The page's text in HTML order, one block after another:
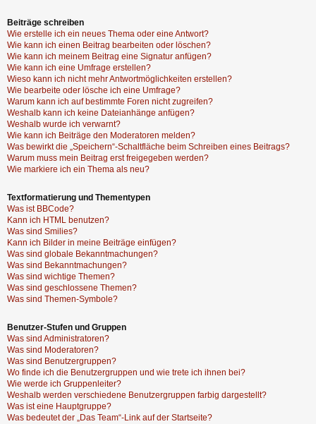
Beiträge schreiben
Wie erstelle ich ein neues Thema oder eine Antwort?
Wie kann ich einen Beitrag bearbeiten oder löschen?
Wie kann ich meinem Beitrag eine Signatur anfügen?
Wie kann ich eine Umfrage erstellen?
Wieso kann ich nicht mehr Antwortmöglichkeiten erstellen?
Wie bearbeite oder lösche ich eine Umfrage?
Warum kann ich auf bestimmte Foren nicht zugreifen?
Weshalb kann ich keine Dateianhänge anfügen?
Weshalb wurde ich verwarnt?
Wie kann ich Beiträge den Moderatoren melden?
Was bewirkt die „Speichern“-Schaltfläche beim Schreiben eines Beitrags?
Warum muss mein Beitrag erst freigegeben werden?
Wie markiere ich ein Thema als neu?
Textformatierung und Thementypen
Was ist BBCode?
Kann ich HTML benutzen?
Was sind Smilies?
Kann ich Bilder in meine Beiträge einfügen?
Was sind globale Bekanntmachungen?
Was sind Bekanntmachungen?
Was sind wichtige Themen?
Was sind geschlossene Themen?
Was sind Themen-Symbole?
Benutzer-Stufen und Gruppen
Was sind Administratoren?
Was sind Moderatoren?
Was sind Benutzergruppen?
Wo finde ich die Benutzergruppen und wie trete ich ihnen bei?
Wie werde ich Gruppenleiter?
Weshalb werden verschiedene Benutzergruppen farbig dargestellt?
Was ist eine Hauptgruppe?
Was bedeutet der „Das Team“-Link auf der Startseite?